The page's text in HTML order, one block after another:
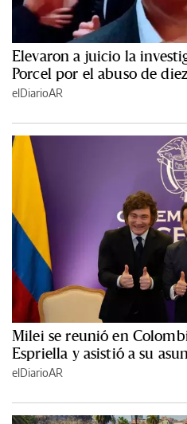
Elevaron a juicio la
Porcel por el abuso de
elDiarioAR
Milei se reunió en
Espriella y asistió a su
elDiarioAR